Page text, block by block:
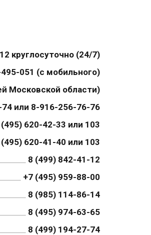
круглосуточно (24/7)
051 (с мобильного)
Московской области)
или 8-916-256-76-76
(495) 620-42-33 или 103
(495) 620-41-40 или 103
8 (499) 842-41-12
+7 (495) 959-88-00
8 (985) 114-86-14
8 (495) 974-63-65
8 (499) 194-27-74